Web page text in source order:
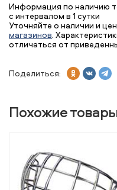
Информация по наличию
с интервалом в 1 сутки
Уточняйте о наличии и
магазинов.
отличаться от
Поделиться:
Похожие